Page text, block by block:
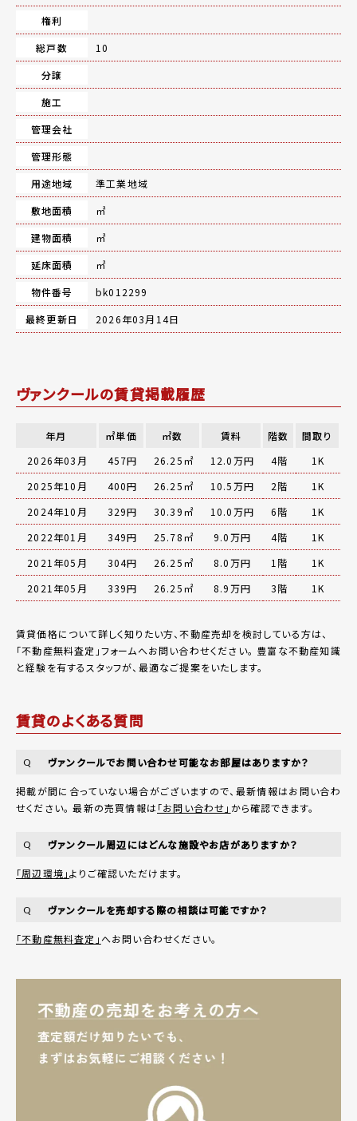
権利
総戸数
10
分譲
施工
管理会社
管理形態
用途地域
準工業地域
敷地面積
㎡
建物面積
㎡
延床面積
㎡
物件番号
bk012299
最終更新日
2026年03月14日
ヴァンクールの賃貸掲載履歴
年月 ㎡単価 ㎡数 賃料 階数
間取り
2026年03月
457円 26.25㎡ 12.0万円 4階
1K
2025年10月
400円 26.25㎡ 10.5万円 2階
1K
2024年10月
329円 30.39㎡ 10.0万円 6階
1K
2022年01月
349円 25.78㎡ 9.0万円 4階
1K
2021年05月
304円 26.25㎡ 8.0万円 1階
1K
2021年05月
339円 26.25㎡ 8.9万円 3階 1K
賃貸価格について詳しく知りたい方、不動産売却を検討している方は、
「不動産無料査定 」フォームへお問い合わせください。 豊富な不動産知識
と経験を有するスタッフが、最適なご提案をいたします。
賃貸のよくある質問
Q ヴァンクールでお問い合わせ可能なお部屋はありますか？
掲載が間に合っていない場合がございますので、最新情報はお問い合わ
せください。 最新の売買情報は「お問い合わせ」 から確認できます。
Q ヴァンクール周辺にはどんな施設やお店がありますか？
「周辺環境」よりご確認いただけます。
Q ヴァンクールを売却する際の相談は可能ですか？
「不動産無料査定」へお問い合わせください。